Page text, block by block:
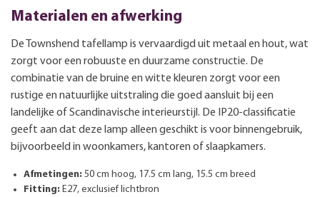
Materialen en afwerking
De Townshend tafellamp is vervaardigd uit metaal en hout, wat
zorgt voor een robuuste en duurzame constructie. De
combinatie van de bruine en witte kleuren zorgt voor een
rustige en natuurlijke uitstraling die goed aansluit bij een
landelijke of Scandinavische interieurstijl. De IP20-classificatie
geeft aan dat deze lamp alleen geschikt is voor binnengebruik,
bijvoorbeeld in woonkamers, kantoren of slaapkamers.
Afmetingen: 50 cm hoog, 17.5 cm lang, 15.5 cm breed
Fitting: E27, exclusief lichtbron